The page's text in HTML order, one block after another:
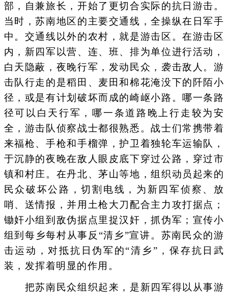
部，自兼旅长，开始了更切合实际的抗日游击。
当时，苏南地区的主要交通线，全操纵在日军手
中。交通线以外的农村，就是游击区。在游击区
内，新四军以营、连、班、排为单位进行活动，
白天隐蔽，夜晚行军，发动民众，袭击敌人。游
击队行走的是稻田、麦田和棉花淹没下的阡陌小
径，或是有计划破坏而成的崎岖小路。哪一条路
径可以白天行军，哪一条道路晚上行走较为安
全，游击队侦察战士都很熟悉。战士们常携带着
来福枪、手枪和手榴弹，护卫着独轮车运输队，
于沉静的夜晚在敌人眼皮底下穿过公路，穿过市
镇和村庄。在丹北、茅山等地，组织动员起来的
民众破坏公路，切割电线，为新四军侦察、放
哨、送情报，并用土枪大刀配合主力攻打据点；
锄奸小组到敌伪据点里捉汉奸，抓伪军；宣传小
组到每乡每村从事反“清乡”宣讲。苏南民众的游
击运动，对抵抗日伪军的“清乡”，保存抗日武
装，发挥着明显的作用。
把苏南民众组织起来，是新四军得以从事游